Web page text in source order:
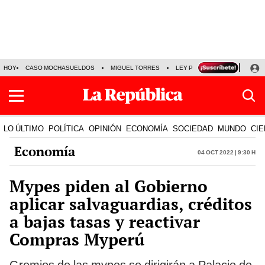
HOY CASO MOCHASUELDOS MIGUEL TORRES LEY PULPÍN PRECIO DEL
LO ÚLTIMO POLÍTICA OPINIÓN ECONOMÍA SOCIEDAD MUNDO
Economía 04 Oct 2022 | 9:30 h
Mypes piden al Gobierno
aplicar salvaguardias, créditos
a bajas tasas y reactivar
Compras Myperú